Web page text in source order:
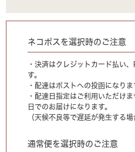
ネコポスを選択時のご注意
・決済はクレジットカード払い
す。
・配達はポストへの投函になりま
・配達日指定はご利用いただけ
日でのお届けになります。
（天候不良等で遅延が発生する場
通常便を選択時のご注意